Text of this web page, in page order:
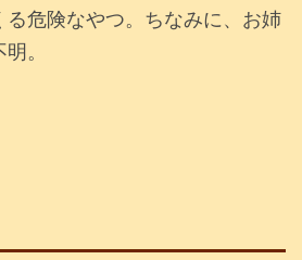
る危険なやつ。ちなみに、お姉
。